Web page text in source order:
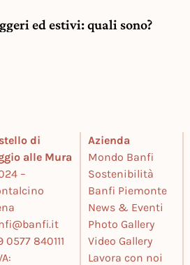
ed estivi: quali sono?
di
alle Mura
–
0577 840111
Azienda
Mondo Banfi
Sostenibilità
Banfi Piemonte
News & Eventi
Photo Gallery
Video Gallery
Lavora con noi